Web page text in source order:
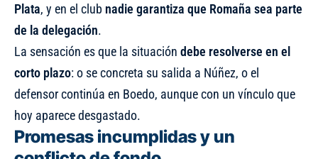
Plata, y en el club nadie garantiza que Romaña sea parte
de la delegación.
La sensación es que la situación debe resolverse en el
corto plazo: o se concreta su salida a Núñez, o el
defensor continúa en Boedo, aunque con un vínculo que
hoy aparece desgastado.
Promesas incumplidas y un